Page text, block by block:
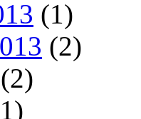
(1)
(2)
(2)